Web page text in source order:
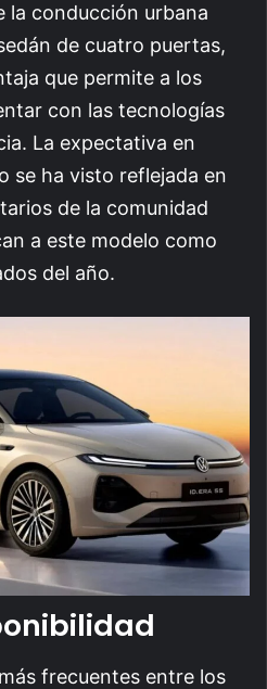
la conducción urbana
de cuatro puertas,
que permite a los
con las tecnologías
La expectativa en
se ha visto reflejada en
de la comunidad
a este modelo como
del año.
frecuentes entre los